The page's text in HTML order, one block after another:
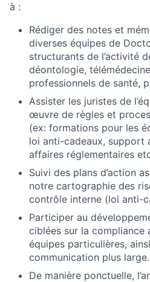
à :
Rédiger des notes et
diverses équipes de
structurants de l’activité
déontologie,
professionnels de santé,
Assister les juristes de
œuvre de règles et
(ex: formations pour les
loi anti-cadeaux, support
affaires réglementaires
Suivi des plans d’action
notre cartographie des
contrôle interne (loi anti-
Participer au
ciblées sur la
équipes particulières,
communication plus large.
De manière ponctuelle,